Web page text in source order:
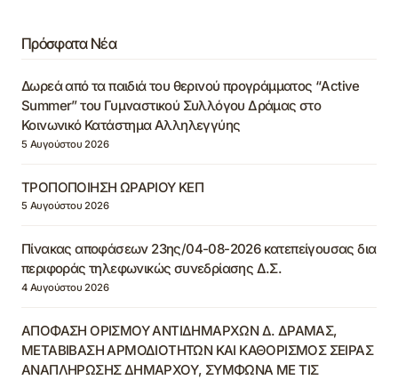
Πρόσφατα Νέα
Δωρεά από τα παιδιά του θερινού προγράμματος “Active
Summer” του Γυμναστικού Συλλόγου Δράμας στο
Κοινωνικό Κατάστημα Αλληλεγγύης
5 Αυγούστου 2026
ΤΡΟΠΟΠΟΙΗΣΗ ΩΡΑΡΙΟΥ ΚΕΠ
5 Αυγούστου 2026
Πίνακας αποφάσεων 23ης/04-08-2026 κατεπείγουσας δια
περιφοράς τηλεφωνικώς συνεδρίασης Δ.Σ.
4 Αυγούστου 2026
ΑΠΟΦΑΣΗ ΟΡΙΣΜΟΥ ΑΝΤΙΔΗΜΑΡΧΩΝ Δ. ΔΡΑΜΑΣ,
ΜΕΤΑΒΙΒΑΣΗ ΑΡΜΟΔΙΟΤΗΤΩΝ ΚΑΙ ΚΑΘΟΡΙΣΜΟΣ ΣΕΙΡΑΣ
ΑΝΑΠΛΗΡΩΣΗΣ ΔΗΜΑΡΧΟΥ, ΣΥΜΦΩΝΑ ΜΕ ΤΙΣ